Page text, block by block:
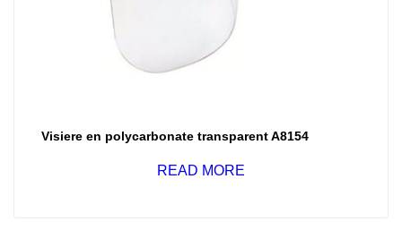
Visiere en polycarbonate transparent A8154
READ MORE